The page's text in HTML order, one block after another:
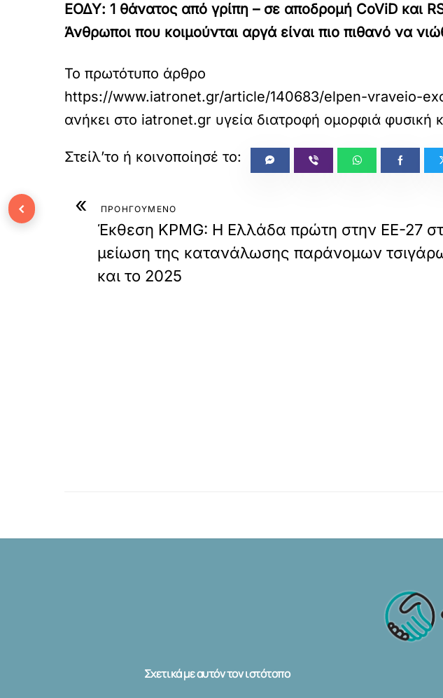
ΕΟΔΥ: 1 θάνατος από γρίπη – σε αποδρομή CoViD και
Άνθρωποι που κοιμούνται αργά είναι πιο πιθανό να
Το πρωτότυπο άρθρο
https://www.iatronet.gr/article/140683/elpen-vraveio-
ανήκει στο iatronet.gr υγεία διατροφή ομορφιά φυσική
« ΠΡΟΗΓΟΥΜΕΝΟ
Έκθεση KPMG: Η Ελλάδα πρώτη στην ΕΕ-27
μείωση της κατανάλωσης παράνομων
και το 2025
Σχετικά με αυτόν τον ιστότοπο
‹